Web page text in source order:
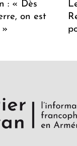
: « Dès
on est
»